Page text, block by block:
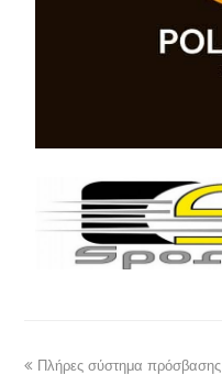
Πλήρες σύστημα πρόσβασης